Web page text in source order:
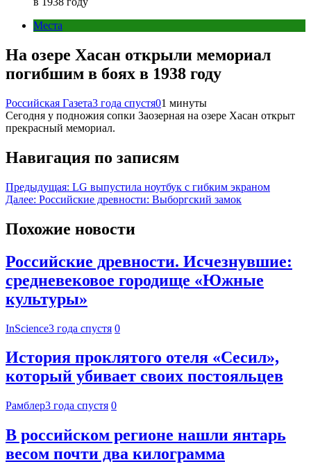
Места
На озере Хасан открыли мемориал
погибшим в боях в 1938 году
Российская Газета3 года спустя01 минуты
Сегодня у подножия сопки Заозерная на озере Хасан открыт
прекрасный мемориал.
Навигация по записям
Предыдущая: LG выпустила ноутбук с гибким экраном
Далее: Российские древности: Выборгский замок
Похожие новости
Российские древности. Исчезнувшие:
средневековое городище «Южные
культуры»
InScience3 года спустя 0
История проклятого отеля «Сесил»,
который убивает своих постояльцев
Рамблер3 года спустя 0
В российском регионе нашли янтарь
весом почти два килограмма